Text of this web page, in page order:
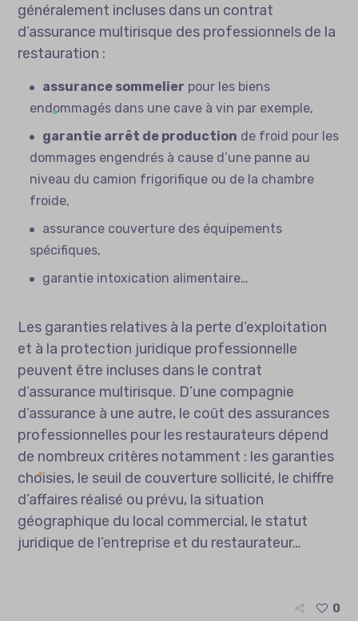
généralement incluses dans un contrat
d’assurance multirisque des professionnels de la
restauration :
assurance sommelier pour les biens
endommagés dans une cave à vin par exemple,
garantie arrêt de production de froid pour les
dommages engendrés à cause d’une panne au
niveau du camion frigorifique ou de la chambre
froide,
assurance couverture des équipements
spécifiques,
garantie intoxication alimentaire…
Les garanties relatives à la perte d’exploitation
et à la protection juridique professionnelle
peuvent être incluses dans le contrat
d’assurance multirisque. D’une compagnie
d’assurance à une autre, le coût des assurances
professionnelles pour les restaurateurs dépend
de nombreux critères notamment : les garanties
choisies, le seuil de couverture sollicité, le chiffre
d’affaires réalisé ou prévu, la situation
géographique du local commercial, le statut
juridique de l’entreprise et du restaurateur…
0